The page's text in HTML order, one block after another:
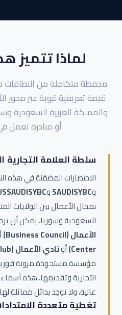
لماذا تتميز
محفظة متكاملة من النطاقات
قيمة تعريفية قوية عبر محور
والمملكة العربية السعودية
أو مبادرة تعمل
سلطة العلامة التجارية
الاختصارات المضمّنة في هذه
وSAUDISYBCو
بمجال الأعمال بين الولايات
السعودية وسوريا. يمكن أن
الأعمال (Business Council)
Center) أونادي الأعمال (Business Club)
مؤسسة مستحوِذة مرونة
التجارية وتقديمها. هذه
عالية، ولا توجد بدائل مماثلة
تغطية متعددة